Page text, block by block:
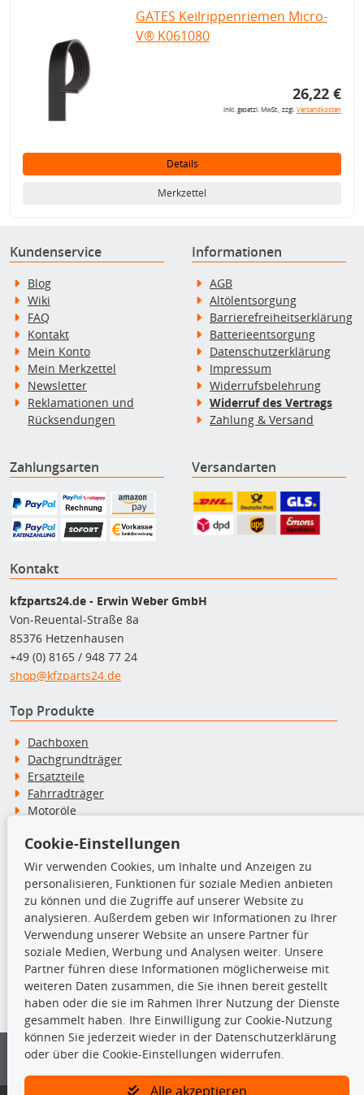
GATES Keilrippenriemen Micro-
V® K061080
26,22 €
inkl. gesetzl. MwSt., zzgl.Versandkosten
Details
Merkzettel
Kundenservice
Blog
Wiki
FAQ
Kontakt
Mein Konto
Mein Merkzettel
Newsletter
Reklamationen und
Rücksendungen
Informationen
AGB
Altölentsorgung
Barrierefreiheitserklärung
Batterieentsorgung
Datenschutzerklärung
Impressum
Widerrufsbelehrung
Widerruf des Vertrags
Zahlung & Versand
Zahlungsarten Versandarten
Kontakt
kfzparts24.de - Erwin Weber GmbH
Von-Reuental-Straße 8a
85376 Hetzenhausen
+49 (0) 8165 / 948 77 24
shop@kfzparts24.de
Top Produkte
Dachboxen
Dachgrundträger
Ersatzteile
Fahrradträger
Motoröle
Schneeketten
TecDoc Inside
Die hier angezeigten Daten insbesondere die gesamte Datenbank dürfen
nicht kopiert werden.
Es ist zu unterlassen, die Daten oder die gesamte Datenbank ohne
vorherige Zustimmung von TecDoc zu vervielfältigen, zu verbreiten
und/oder diese Handlungen durch Dritte ausführen zu lassen. Ein
Cookie-Einstellungen
Wir verwenden Cookies, um Inhalte und Anzeigen zu
personalisieren, Funktionen für soziale Medien anbieten
zu können und die Zugriffe auf unserer Website zu
analysieren. Außerdem geben wir Informationen zu Ihrer
Verwendung unserer Website an unsere Partner für
soziale Medien, Werbung und Analysen weiter. Unsere
Partner führen diese Informationen möglicherweise mit
weiteren Daten zusammen, die Sie ihnen bereit gestellt
haben oder die sie im Rahmen Ihrer Nutzung der Dienste
gesammelt haben. Ihre Einwilligung zur Cookie-Nutzung
können Sie jederzeit wieder in der Datenschutzerklärung
oder über die Cookie-Einstellungen widerrufen.
Alle akzeptieren